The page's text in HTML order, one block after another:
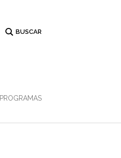
PROGRAMAS